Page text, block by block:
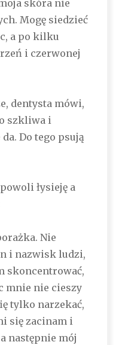
skóra nie
Mogę siedzieć
a po kilku
i czerwonej
dentysta mówi,
szkliwa i
Do tego psują
łysieję a
Nie
i nazwisk ludzi,
skoncentrować,
mnie nie cieszy
tylko narzekać,
się zacinam i
następnie mój